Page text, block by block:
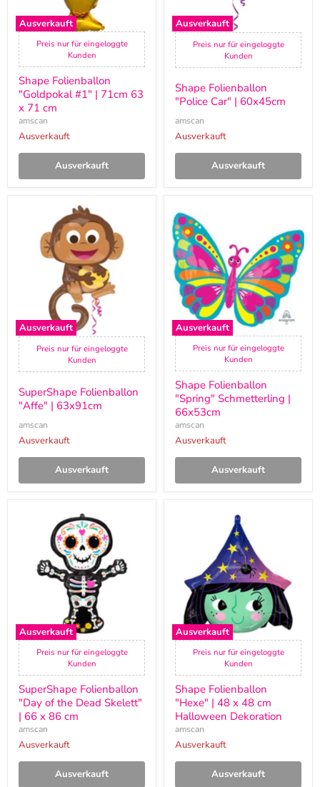
Ausverkauft
Preis nur für eingeloggte
Kunden
Shape Folienballon
"Goldpokal #1" | 71cm 63
x 71 cm
amscan
Ausverkauft
Ausverkauft
Ausverkauft
Preis nur für eingeloggte
Kunden
Shape Folienballon
"Police Car" | 60x45cm
amscan
Ausverkauft
Ausverkauft
Ausverkauft
Folienballon
"Affe"
63x91cm
Preis nur für eingeloggte
Kunden
SuperShape Folienballon
"Affe" | 63x91cm
amscan
Ausverkauft
Ausverkauft
Ausverkauft
Folienballon
"Spring"
Schmetterling
|
66x53cm
Preis nur für eingeloggte
Kunden
Shape Folienballon
"Spring" Schmetterling |
66x53cm
amscan
Ausverkauft
Ausverkauft
Ausverkauft
Folienballon
Dead
Skelett"
86
cm
Preis nur für eingeloggte
Kunden
SuperShape Folienballon
"Day of the Dead Skelett"
| 66 x 86 cm
amscan
Ausverkauft
Ausverkauft
Ausverkauft
Halloween
Dekoration
Preis nur für eingeloggte
Kunden
Shape Folienballon
"Hexe" | 48 x 48 cm
Halloween Dekoration
amscan
Ausverkauft
Ausverkauft